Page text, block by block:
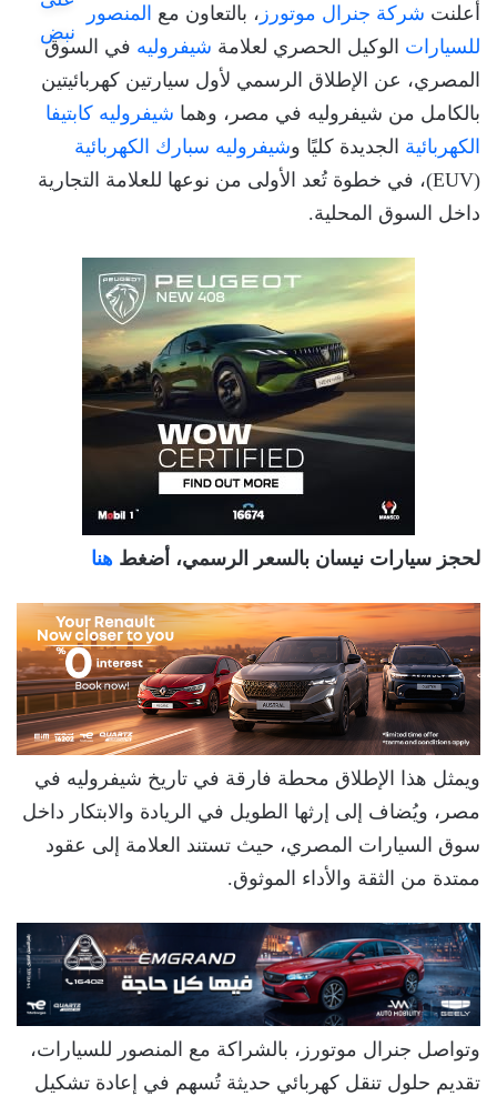
أعلنت شركة جنرال موتورز ، بالتعاون مع المنصور
للسيارات الوكيل الحصري لعلامة شيفروليه في السوق
المصري، عن الإطلاق الرسمي لأول سيارتين كهربائيتين
بالكامل من شيفروليه في مصر، وهما شيفروليه كابتيفا
الكهربائية الجديدة كليًا وشيفروليه سبارك الكهربائية
(EUV)، في خطوة تُعد الأولى من نوعها للعلامة التجارية
داخل السوق المحلية.
لحجز سيارات نيسان بالسعر الرسمي، أضغط هنا
ويمثل هذا الإطلاق محطة فارقة في تاريخ شيفروليه في
مصر، ويُضاف إلى إرثها الطويل في الريادة والابتكار داخل
سوق السيارات المصري، حيث تستند العلامة إلى عقود
ممتدة من الثقة والأداء الموثوق.
وتواصل جنرال موتورز، بالشراكة مع المنصور للسيارات،
تقديم حلول تنقل كهربائي حديثة تُسهم في إعادة تشكيل